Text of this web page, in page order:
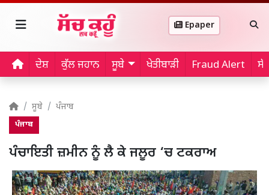
Epaper
ਦੇਸ਼ ਕੁੱਲ ਜਹਾਨ ਸੂਬੇ ਖੇਤੀਬਾੜੀ Fraud Alert
ਸੂਬੇ ਪੰਜਾਬ
ਪੰਜਾਬ
ਪੰਚਾਇਤੀ ਜ਼ਮੀਨ ਨੂੰ ਲੈ ਕੇ ਜਲੂਰ ‘ਚ ਟਕਰਾਅ